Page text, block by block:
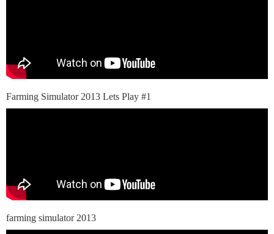
Farming Simulator 2013 Lets Play #1
farming simulator 2013